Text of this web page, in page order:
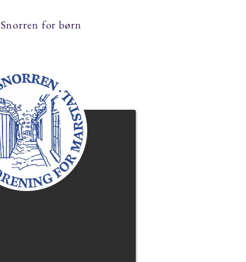
Snorren for børn